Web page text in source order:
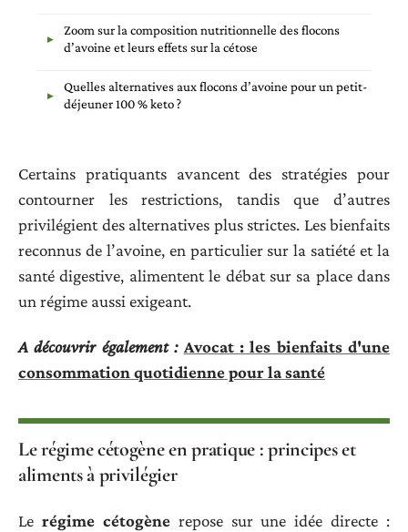
Zoom sur la composition nutritionnelle des flocons
d’avoine et leurs effets sur la cétose
Quelles alternatives aux flocons d’avoine pour un petit-
déjeuner 100 % keto ?
Certains pratiquants avancent des stratégies pour
contourner les restrictions, tandis que d’autres
privilégient des alternatives plus strictes. Les bienfaits
reconnus de l’avoine, en particulier sur la satiété et la
santé digestive, alimentent le débat sur sa place dans
un régime aussi exigeant.
A découvrir également : Avocat : les bienfaits d'une
consommation quotidienne pour la santé
Le régime cétogène en pratique : principes et
aliments à privilégier
Le régime cétogènerepose sur une idée directe :